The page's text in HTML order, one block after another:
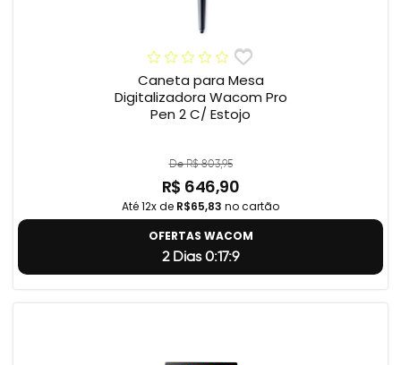
Caneta para Mesa
Digitalizadora Wacom Pro
Pen 2 C/ Estojo
De R$ 803,95
R$ 646,90
Até 12x de R$65,83 no cartão
OFERTAS WACOM
2 Dias 0:17:8